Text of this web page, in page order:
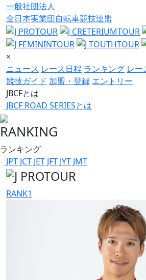
一般社団法人
全日本実業団自転車競技連盟
×
ニュース レース日程 ランキング レー
競技ガイド 加盟・登録 エントリー
JBCFとは
JBCF ROAD SERIESとは
RANKING
ランキング
JPT JCT JET JFT JYT JMT
RANK1